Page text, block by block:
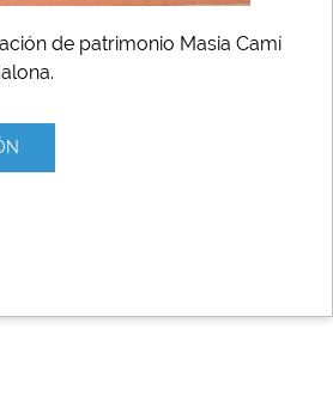
de patrimonio Masia Camí